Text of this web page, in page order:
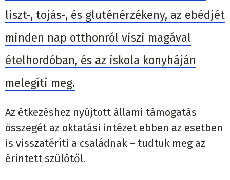
liszt-, tojás-, és gluténérzékeny, az ebédjét
minden nap otthonról viszi magával
ételhordóban, és az iskola konyháján
melegíti meg.
Az étkezéshez nyújtott állami támogatás
összegét az oktatási intézet ebben az esetben
is visszatéríti a családnak – tudtuk meg az
érintett szülőtől.